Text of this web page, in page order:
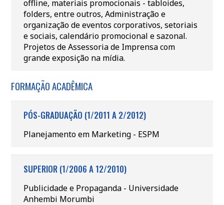
offline, materiais promocionais - tabloides,
folders, entre outros, Administração e
organização de eventos corporativos, setoriais
e sociais, calendário promocional e sazonal.
Projetos de Assessoria de Imprensa com
grande exposição na mídia.
FORMAÇÃO ACADÊMICA
PÓS-GRADUAÇÃO (1/2011 A 2/2012)
Planejamento em Marketing - ESPM
SUPERIOR (1/2006 A 12/2010)
Publicidade e Propaganda - Universidade
Anhembi Morumbi